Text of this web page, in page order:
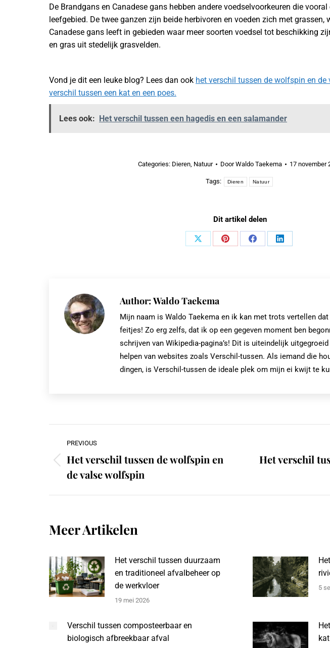
De Brandgans en Canadese gans hebben andere voedselvoorkeuren die
leefgebied. De twee ganzen zijn beide herbivoren en voeden zich met grassen,
Canadese gans leeft in gebieden waar meer soorten voedsel tot beschikking
en gras uit stedelijk grasvelden.
Vond je dit een leuke blog? Lees dan ook het verschil tussen de wolfspin en de
verschil tussen een kat en een poes.
Lees ook: Het verschil tussen een hagedis en een salamander
Categories: Dieren, Natuur DoorWaldo Taekema 17 november
Tags: Dieren Natuur
Dit artikel delen
Share
Share
Share
Share
Author: Waldo Taekema
Mijn naam is Waldo Taekema en ik kan met trots vertellen
feitjes! Zo erg zelfs, dat ik op een gegeven moment ben
schrijven van Wikipedia-pagina’s! Dit is uiteindelijk
helpen van websites zoals Verschil-tussen. Als iemand die
dingen, is Verschil-tussen de ideale plek om mijn ei kwijt te
navigation
PREVIOUS
Previous
post:
Het verschil tussen de wolfspin en
de valse wolfspin
Next
Het verschil
Meer Artikelen
Het verschil tussen duurzaam
en traditioneel afvalbeheer op
de werkvloer
19 mei 2026
5
Verschil tussen composteerbaar en
biologisch afbreekbaar afval